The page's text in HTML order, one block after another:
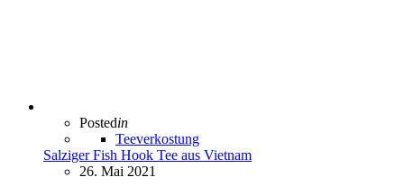
Postedin
Teeverkostung
Salziger Fish Hook Tee aus Vietnam
26. Mai 2021